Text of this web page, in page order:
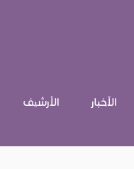
الأخبار الأرشيف